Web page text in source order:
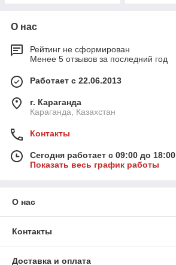
О нас
Рейтинг не сформирован
Менее 5 отзывов за последний год
Работает с 22.06.2013
г. Караганда
Караганда, Казахстан
Контакты
Сегодня работает с 09:00 до 18:00
Показать весь график работы
О нас
Контакты
Доставка и оплата